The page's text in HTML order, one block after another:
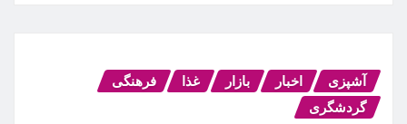
آشپزی اخبار بازار غذا
فرهنگی
گردشگری